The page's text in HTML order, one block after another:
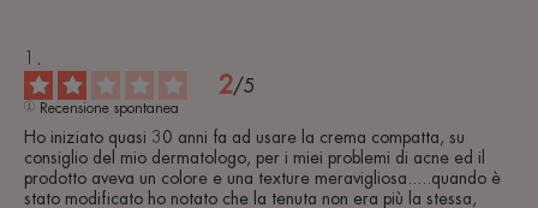
2/5
Recensione spontanea
Ho iniziato quasi 30 anni fa ad usare la crema compatta, su
consiglio del mio dermatologo, per i miei problemi di acne ed il
prodotto aveva un colore e una texture meravigliosa.....quando è
stato modificato ho notato che la tenuta non era più la stessa,